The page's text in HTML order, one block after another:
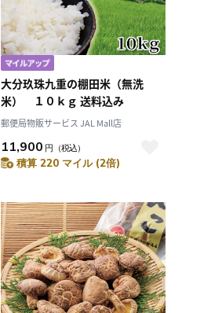
大分玖珠九重の棚田米（無洗
米） １０ｋｇ 送料込み
郵便局物販サービス JAL Mall店
11,900 円 （税込）
積算 220 マイル (2倍)